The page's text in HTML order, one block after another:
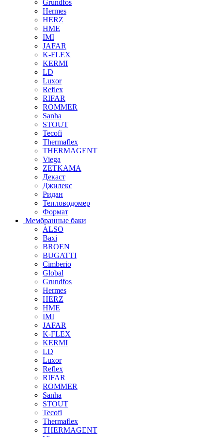
Grundfos
Hermes
HERZ
HME
IMI
JAFAR
K-FLEX
KERMI
LD
Luxor
Reflex
RIFAR
ROMMER
Sanha
STOUT
Tecofi
Thermaflex
THERMAGENT
Viega
ZETKAMA
Декаст
Джилекс
Ридан
Тепловодомер
Формат
Мембранные баки
ALSO
Baxi
BROEN
BUGATTI
Cimberio
Global
Grundfos
Hermes
HERZ
HME
IMI
JAFAR
K-FLEX
KERMI
LD
Luxor
Reflex
RIFAR
ROMMER
Sanha
STOUT
Tecofi
Thermaflex
THERMAGENT